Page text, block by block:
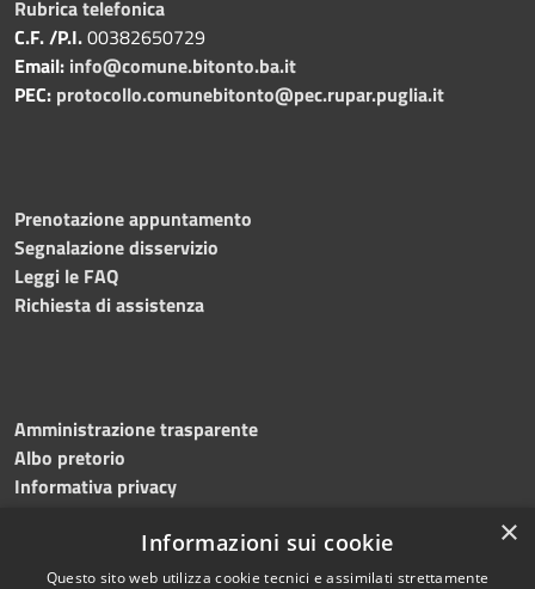
Rubrica telefonica
C.F. /P.I.00382650729
Email: info@comune.bitonto.ba.it
PEC: protocollo.comunebitonto@pec.rupar.puglia.it
Prenotazione appuntamento
Segnalazione disservizio
Leggi le FAQ
Richiesta di assistenza
Amministrazione trasparente
Albo pretorio
Informativa privacy
Dichiarazione di accessibilità Meccanismo di feedback ×
Informazioni sui cookie
Questo sito web utilizza cookie tecnici e assimilati strettamente